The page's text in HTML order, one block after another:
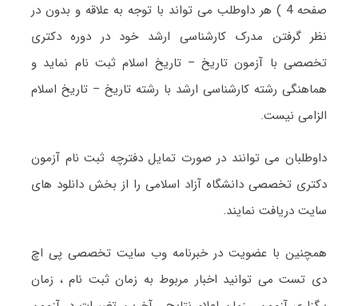
صفحه 4 ) هر داوطلب می تواند با توجه به علاقه و بدون در
نظر گرفتن مدرک کارشناسی ارشد خود در دوره دکتری
تخصصی با آزمون تاریخ – تاریخ اسلام ثبت نام نماید و
هماهنگی رشته کارشناسی ارشد با رشته تاریخ – تاریخ اسلام
الزامی نیست.
داوطلبان می توانند در صورت تمایل دفترچه ثبت نام آزمون
دکتری تخصصی دانشگاه آزاد اسلامی را از بخش دانلود های
سایت دریافت نمایند.
همچنین با عضویت در خبرنامه وب سایت تخصصی پی اچ
دی تست می توانید اخبار مربوط به زمان ثبت نام ، زمان